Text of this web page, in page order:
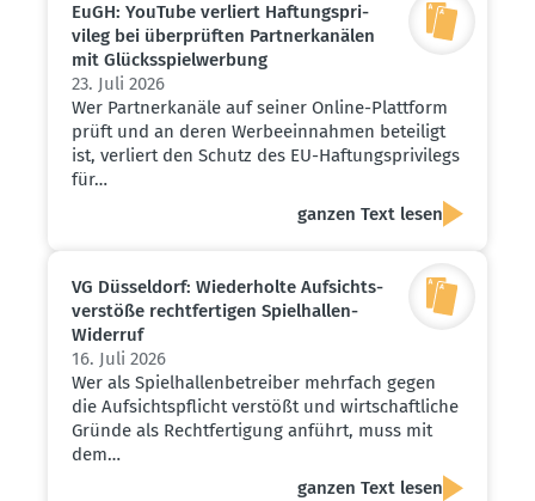
EuGH: YouTube verliert Haftungs­pri­
vileg bei überprüften Partner­ka­nälen
mit Glücks­spiel­werbung
23. Juli 2026
Wer Partnerkanäle auf seiner Online-Plattform
prüft und an deren Werbeeinnahmen beteiligt
ist, verliert den Schutz des EU-Haftungsprivilegs
für…
ganzen Text lesen
VG Düsseldorf: Wieder­holte Aufsichts­
ver­stöße recht­fer­tigen Spiel­hallen-
Widerruf
16. Juli 2026
Wer als Spielhallenbetreiber mehrfach gegen
die Aufsichtspflicht verstößt und wirtschaftliche
Gründe als Rechtfertigung anführt, muss mit
dem…
ganzen Text lesen